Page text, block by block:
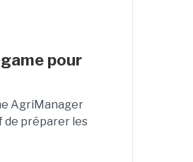
pour
AgriManager
de préparer les